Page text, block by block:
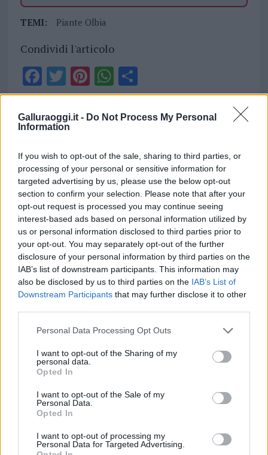
Galluraoggi.it - Do Not Process My Personal
Information
If you wish to opt-out of the sale, sharing to third parties, or
processing of your personal or sensitive information for
targeted advertising by us, please use the below opt-out
section to confirm your selection. Please note that after your
opt-out request is processed you may continue seeing
interest-based ads based on personal information utilized by
us or personal information disclosed to third parties prior to
your opt-out. You may separately opt-out of the further
disclosure of your personal information by third parties on the
IAB’s list of downstream participants. This information may
also be disclosed by us to third parties on the IAB’s List of
Downstream Participants that may further disclose it to other
Please note that this website/app uses one or more Google
not limited to your visit or usage behaviour. You may click to
grant or deny consent to Google and its third-party tags to
use your data for below specified purposes in below Google
consent section.
Personal Data Processing Opt Outs
I want to opt-out of the Sharing of my
personal data.
Opted In
I want to opt-out of the Sale of my
Personal Data.
Opted In
I want to opt-out of processing my
Personal Data for Targeted Advertising.
TEMI: Piante Olbia
Condividi l'articolo
F
a
ce
b
o
o
k
T
w
it
te
r
Pi
n
te
st
W
h
at
A
p
p
S
h
a
Articolo precedente
NOTIZIE RECENTI
Incendi, a San Pasquale arriva il Campo Base:
l’inaugurazione
Andrea Mura conquista Palau: grande
partecipazione per il suo racconto
minori, Albieri: “Episodi gravissimi”
Gallura, finti clienti svuotano le suite: furto da
Meteo Olbia 7 agosto, sole e caldo tornano
protagonisti